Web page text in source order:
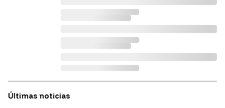
Últimas noticias